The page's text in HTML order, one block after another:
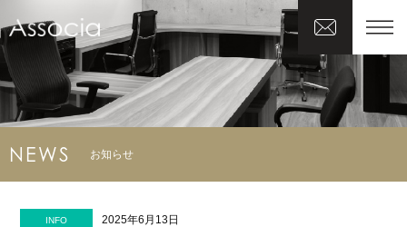
NEWS お知らせ
INFO 2025年6月13日